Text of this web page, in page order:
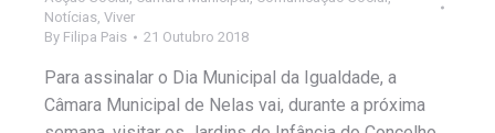
Notícias, Viver
By Filipa Pais 21 Outubro 2018
Para assinalar o Dia Municipal da Igualdade, a
Câmara Municipal de Nelas vai, durante a próxima